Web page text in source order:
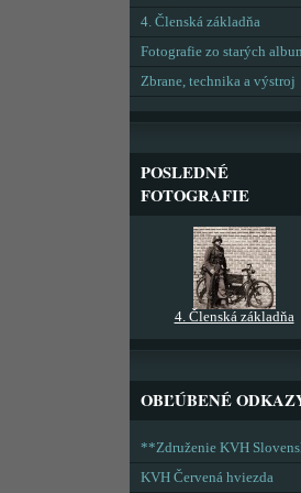
4. Členská základňa
Fotografie zo starých
Zbrane, technika a výstroj
POSLEDNÉ
FOTOGRAFIE
4. Členská základňa
OBĽÚBENÉ
**Združenie KVH
KVH Červená hviezda